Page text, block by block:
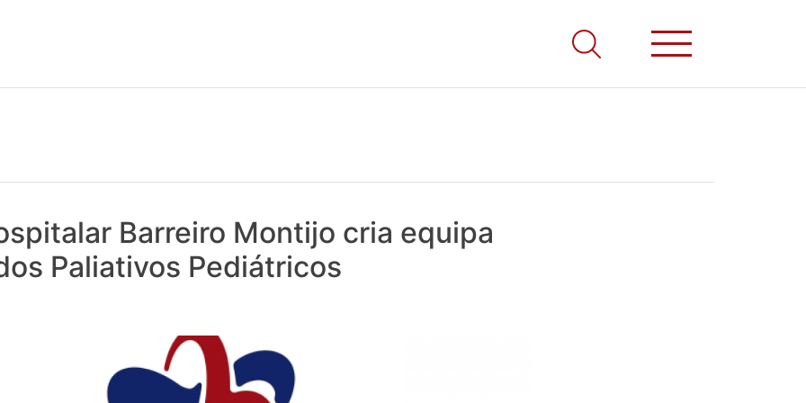
realmente contam! Tudo o que se passa na Saúde!
Barreiro Montijo cria equipa
Paliativos Pediátricos